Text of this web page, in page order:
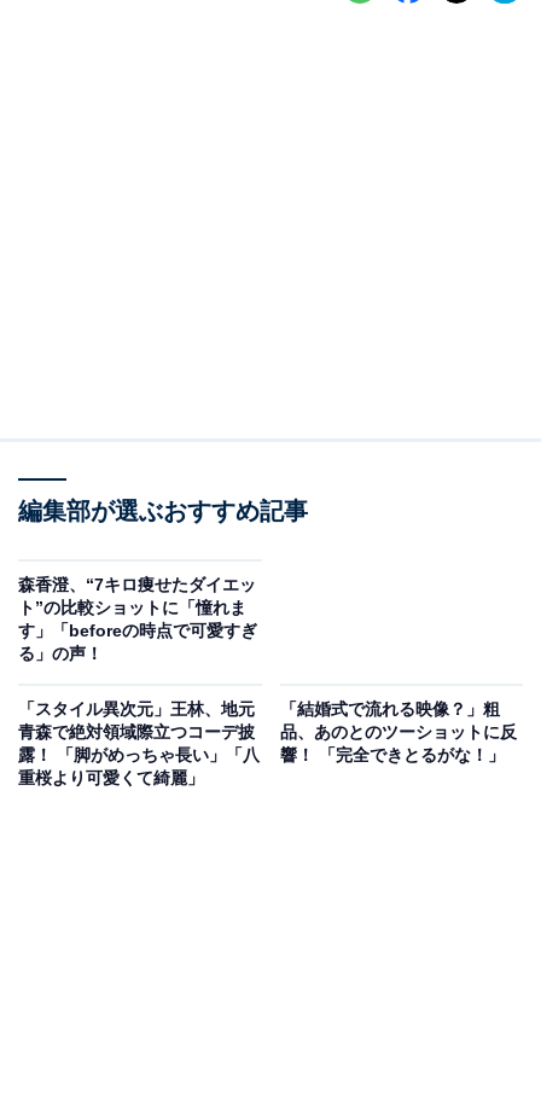
編集部が選ぶおすすめ記事
森香澄、“7キロ痩せたダイエッ
ト”の比較ショットに「憧れま
す」「beforeの時点で可愛すぎ
る」の声！
「スタイル異次元」王林、地元
青森で絶対領域際立つコーデ披
露！ 「脚がめっちゃ長い」「八
重桜より可愛くて綺麗」
「結婚式で流れる映像？」粗
品、あのとのツーショットに反
響！ 「完全できとるがな！」